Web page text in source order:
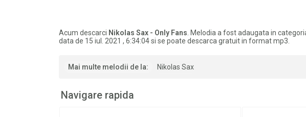
Acum descarci Nikolas Sax - Only Fans . Melodia a fost adaugata in
data de 15 iul. 2021 , 6:34:04 si se poate descarca gratuit in format mp3.
Mai multe melodii de la: Nikolas Sax
Navigare rapida